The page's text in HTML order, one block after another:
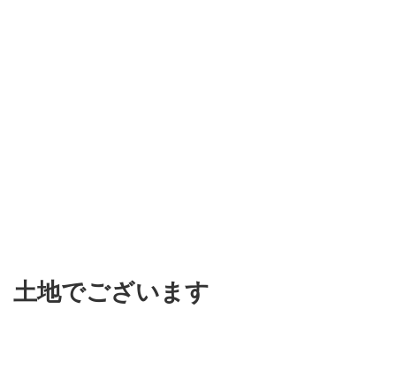
土地でございます